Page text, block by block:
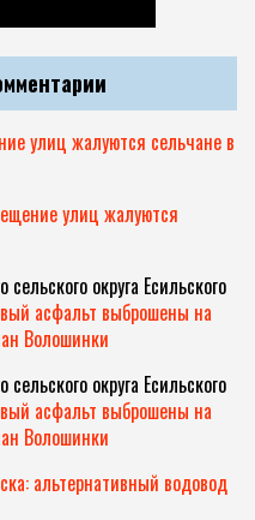
улиц жалуются сельчане в
улиц жалуются
округа Есильского
асфальт выброшены на
Волошинки
округа Есильского
асфальт выброшены на
Волошинки
альтернативный водовод